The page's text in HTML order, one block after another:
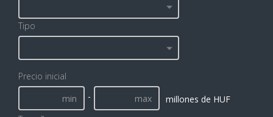
Tipo
Precio inicial
-
millones de HUF